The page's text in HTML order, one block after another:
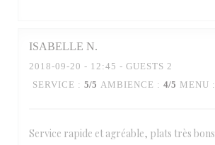
ISABELLE N
2018-09-20 - 12:45 - GUESTS 2
SERVICE : 5/5 AMBIENCE : 4/5 MENU :
Service rapide et agréable, plats très bons